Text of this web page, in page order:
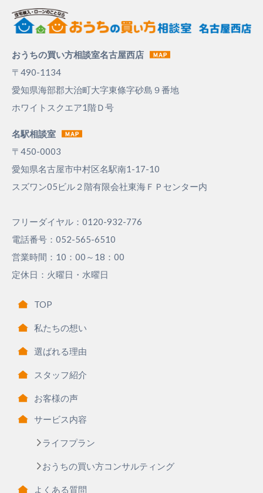
おうちの買い方相談室名古屋西店
〒490-1134
愛知県海部郡大治町大字東條字砂島９番地
ホワイトスクエア1階Ｄ号
名駅相談室
〒450-0003
愛知県名古屋市中村区名駅南1-17-10
スズワン05ビル２階有限会社東海ＦＰセンター内
フリーダイヤル：0120-932-776
電話番号：052-565-6510
営業時間：10：00～18：00
定休日：火曜日・水曜日
TOP
私たちの想い
選ばれる理由
スタッフ紹介
お客様の声
サービス内容
ライフプラン
おうちの買い方コンサルティング
よくある質問